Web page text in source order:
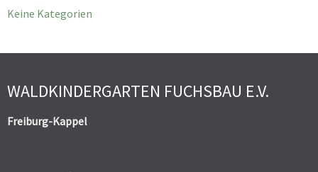
Keine Kategorien
WALDKINDERGARTEN FUCHSBAU E.V.
Freiburg-Kappel